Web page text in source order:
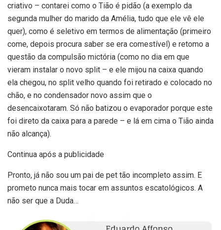
criativo – contarei como o Tião é pidão (a exemplo da
segunda mulher do marido da Amélia, tudo que ele vê ele
quer), como é seletivo em termos de alimentação (primeiro
come, depois procura saber se era comestível) e retomo a
questão da compulsão mictória (como no dia em que
vieram instalar o novo split – e ele mijou na caixa quando
ela chegou, no split velho quando foi retirado e colocado no
chão, e no condensador novo assim que o
desencaixotaram. Só não batizou o evaporador porque este
foi direto da caixa para a parede – e lá em cima o Tião ainda
não alcança).
Continua após a publicidade
Pronto, já não sou um pai de pet tão incompleto assim. E
prometo nunca mais tocar em assuntos escatológicos. A
não ser que a Duda…